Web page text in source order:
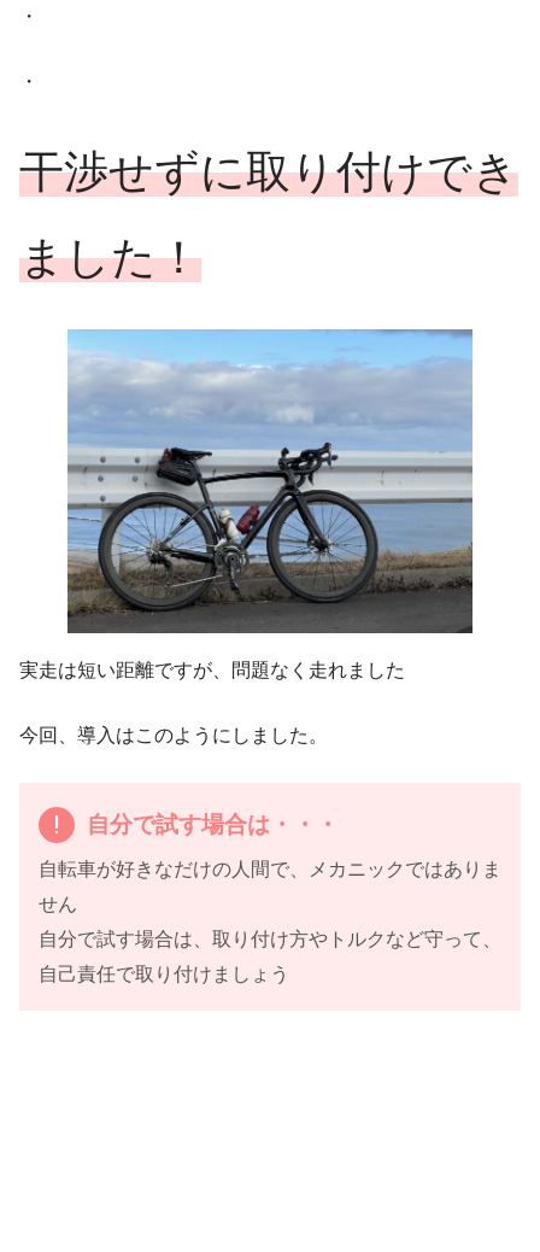
・
・
干渉せずに取り付けでき
ました！
実走は短い距離ですが、問題なく走れました
今回、導入はこのようにしました。
自分で試す場合は・・・
自転車が好きなだけの人間で、メカニックではありま
せん
自分で試す場合は、取り付け方やトルクなど守って、
自己責任で取り付けましょう